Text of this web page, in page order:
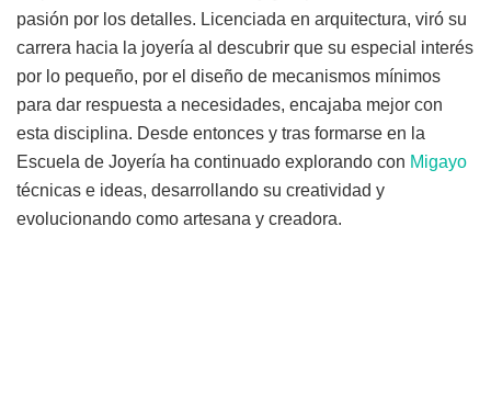
pasión por los detalles. Licenciada en arquitectura, viró su
carrera hacia la joyería al descubrir que su especial interés
por lo pequeño, por el diseño de mecanismos mínimos
para dar respuesta a necesidades, encajaba mejor con
esta disciplina. Desde entonces y tras formarse en la
Escuela de Joyería ha continuado explorando con Migayo
técnicas e ideas, desarrollando su creatividad y
evolucionando como artesana y creadora.